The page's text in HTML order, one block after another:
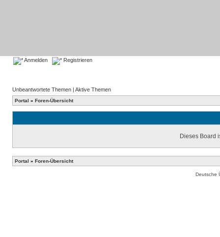
Anmelden Registrieren
Unbeantwortete Themen | Aktive Themen
Portal » Foren-Übersicht
Dieses Board
Portal » Foren-Übersicht
Deutsche